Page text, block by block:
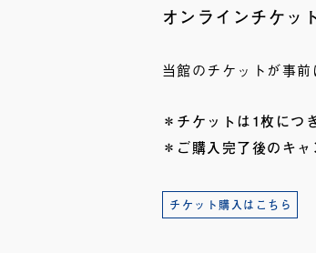
オンラインチケッ
当館のチケットが事
＊チケットは1枚につ
＊ご購入完了後のキ
チケット購入はこちら